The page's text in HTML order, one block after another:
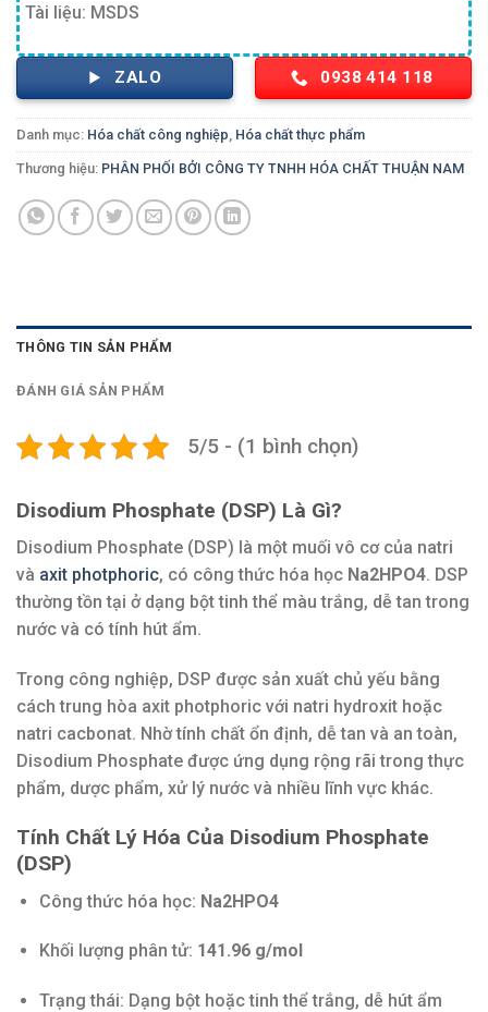
Tài liệu: MSDS
ZALO 0938 414 118
Danh mục: Hóa chất công nghiệp Hóa chất thực phẩm
Thương hiệu: PHÂN PHỐI BỞI CÔNG TY TNHH HÓA CHẤT THUẬN NAM
THÔNG TIN SẢN PHẨM
ĐÁNH GIÁ SẢN PHẨM
5/5 - (1 bình chọn)
Disodium Phosphate (DSP) Là Gì?
Disodium Phosphate (DSP) là một muối vô cơ của natri
và axit photphoric, có công thức hóa học Na2HPO4. DSP
thường tồn tại ở dạng bột tinh thể màu trắng, dễ tan trong
nước và có tính hút ẩm.
Trong công nghiệp, DSP được sản xuất chủ yếu bằng
cách trung hòa axit photphoric với natri hydroxit hoặc
natri cacbonat. Nhờ tính chất ổn định, dễ tan và an toàn,
Disodium Phosphate được ứng dụng rộng rãi trong thực
phẩm, dược phẩm, xử lý nước và nhiều lĩnh vực khác.
Tính Chất Lý Hóa Của Disodium Phosphate
(DSP)
Công thức hóa học: Na2HPO4
Khối lượng phân tử: 141.96 g/mol
Trạng thái: Dạng bột hoặc tinh thể trắng, dễ hút ẩm